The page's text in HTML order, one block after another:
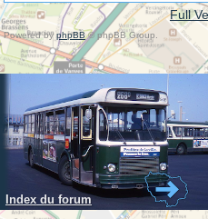
Full
Powered byphpBB© phpBB Group.
Index du forum